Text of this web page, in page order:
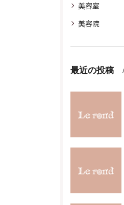
美容室
美容院
最近の投稿